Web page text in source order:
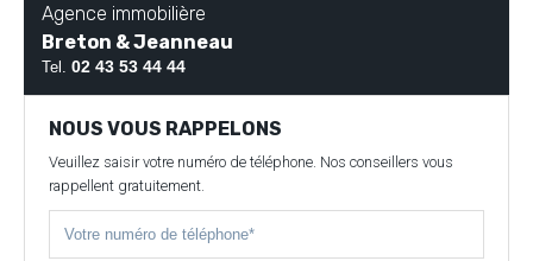
Agence immobilière
Breton & Jeanneau
Tel. 02 43 53 44 44
NOUS VOUS RAPPELONS
Veuillez saisir votre numéro de téléphone. Nos conseillers vous
rappellent gratuitement.